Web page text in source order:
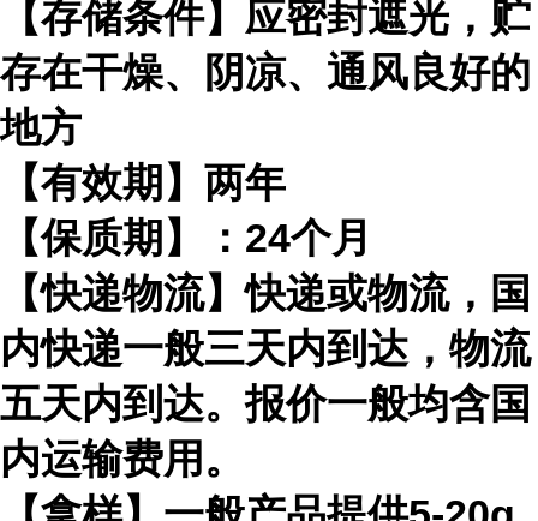
【存储条件】应密封遮光，贮
存在干燥、阴凉、通风良好的
地方
【有效期】两年
【保质期】：24个月
【快递物流】快递或物流，国
内快递一般三天内到达，物流
五天内到达。报价一般均含国
内运输费用。